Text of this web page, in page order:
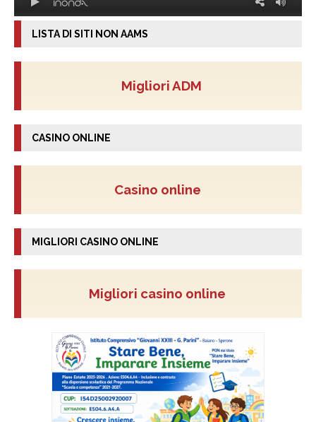
LISTA DI SITI NON AAMS
Migliori ADM
CASINO ONLINE
Casino online
MIGLIORI CASINO ONLINE
Migliori casino online